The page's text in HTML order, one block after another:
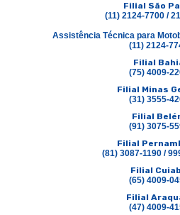
Filial São
(11) 2124-7700 /
Assistência Técnica para
(11) 2124-
Filial
(75) 4009-
Filial Minas
(31) 3555-
Filial
(91) 3075-
Filial
(81) 3087-1190 /
Filial
(65) 4009-
Filial
(47) 4009-